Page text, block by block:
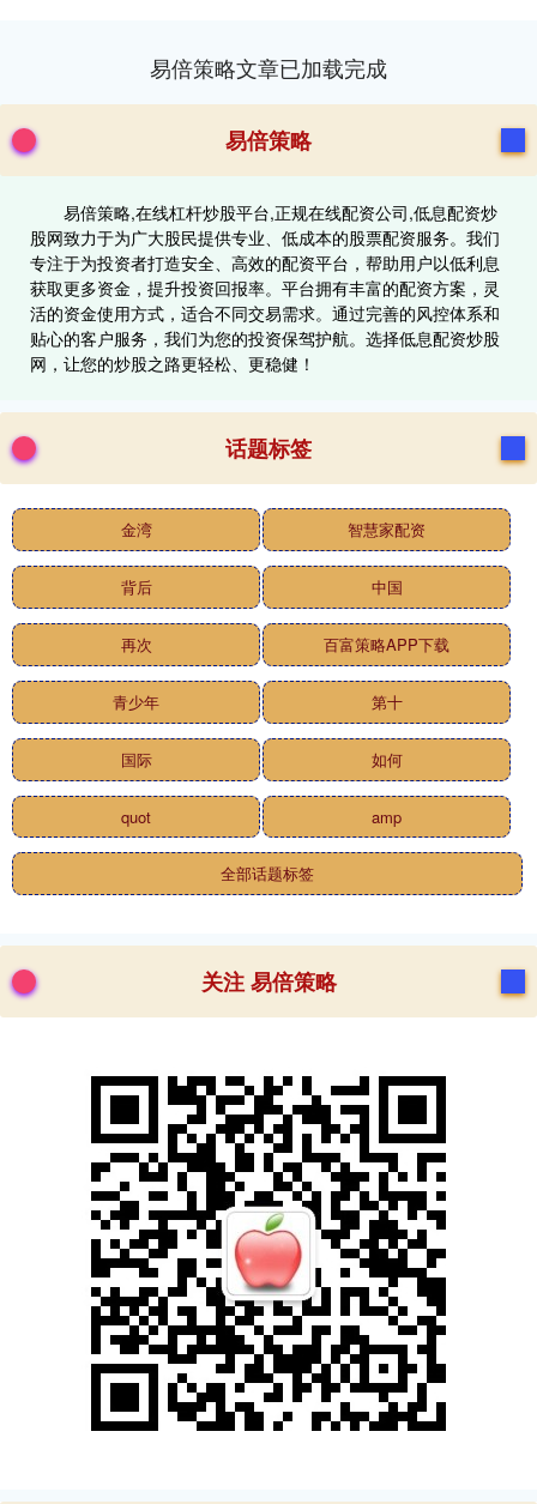
易倍策略文章已加载完成
易倍策略
易倍策略,在线杠杆炒股平台,正规在线配资公司,低息配资炒
股网致力于为广大股民提供专业、低成本的股票配资服务。我们
专注于为投资者打造安全、高效的配资平台，帮助用户以低利息
获取更多资金，提升投资回报率。平台拥有丰富的配资方案，灵
活的资金使用方式，适合不同交易需求。通过完善的风控体系和
贴心的客户服务，我们为您的投资保驾护航。选择低息配资炒股
网，让您的炒股之路更轻松、更稳健！
话题标签
金湾 智慧家配资
背后 中国
再次 百富策略APP下载
青少年 第十
国际 如何
quot amp
全部话题标签
关注 易倍策略